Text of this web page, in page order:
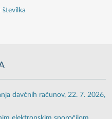
številka
davčnih računov, 22. 7. 2026,